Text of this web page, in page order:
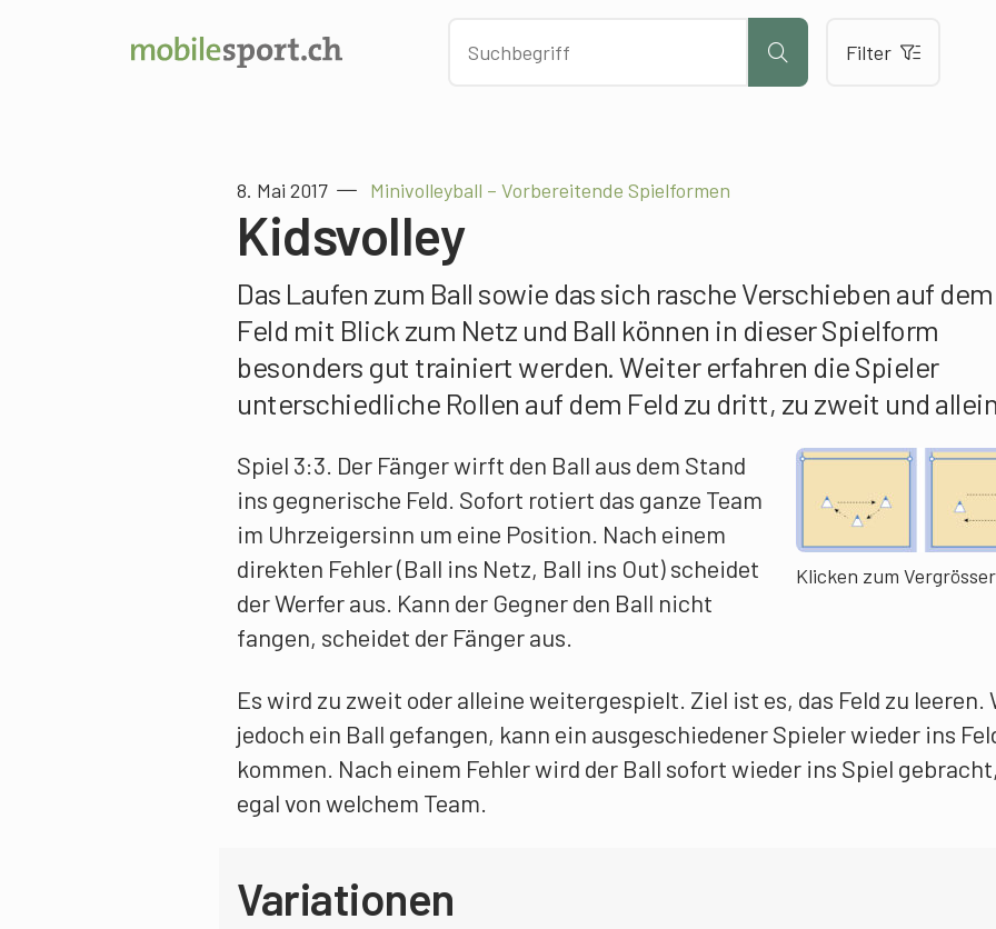
Filter
8. Mai 2017 Minivolleyball – Vorbereitende Spielformen
Kidsvolley
Das Laufen zum Ball sowie das sich rasche Verschieben auf dem
Feld mit Blick zum Netz und Ball können in dieser Spielform
besonders gut trainiert werden. Weiter erfahren die Spieler
unterschiedliche Rollen auf dem Feld zu dritt, zu zweit und
Klicken zum
Spiel 3:3. Der Fänger wirft den Ball aus dem Stand
ins gegnerische Feld. Sofort rotiert das ganze Team
im Uhrzeigersinn um eine Position. Nach einem
direkten Fehler (Ball ins Netz, Ball ins Out) scheidet
der Werfer aus. Kann der Gegner den Ball nicht
fangen, scheidet der Fänger aus.
Es wird zu zweit oder alleine weitergespielt. Ziel ist es, das Feld zu leeren.
jedoch ein Ball gefangen, kann ein ausgeschiedener Spieler wieder ins
kommen. Nach einem Fehler wird der Ball sofort wieder ins Spiel gebracht,
egal von welchem Team.
Variationen